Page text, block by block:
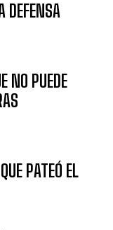
DEFENSA
NO PUEDE
PATEÓ EL